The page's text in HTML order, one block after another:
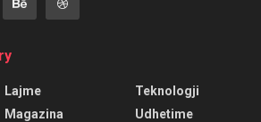
Lajme
Magazina
Teknologji
Udhetime